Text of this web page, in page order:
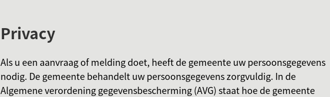
Privacy
Als u een aanvraag of melding doet, heeft de gemeente uw persoonsgegevens
nodig. De gemeente behandelt uw persoonsgegevens zorgvuldig. In de
Algemene verordening gegevensbescherming (AVG) staat hoe de gemeente